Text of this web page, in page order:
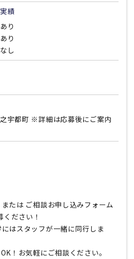
績
り
り
し
宇都町 ※詳細は応募後にご案内
たは ご相談お申し込みフォーム
ださい！
はスタッフが一緒に同行しま
！お気軽にご相談ください。